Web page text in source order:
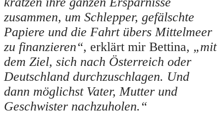
zusammen, um Schlepper, gefälschte
Papiere und die Fahrt übers Mittelmeer
zu finanzieren“, erklärt mir Bettina, „mit
dem Ziel, sich nach Österreich oder
Deutschland durchzuschlagen. Und
dann möglichst Vater, Mutter und
Geschwister nachzuholen.“